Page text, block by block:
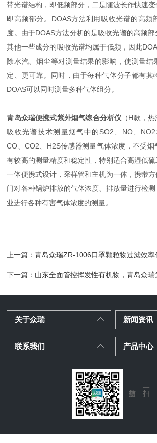
带光谱结构，即低频部分，二是随波长作快速变
即高频部分。DOAS方法利用吸收光谱的高频
度。由于DOAS方法分析的是吸收光谱的高频
其他一些成分的吸收光谱均属于低频，因此
除水汽、烟尘等对测量结果的影响，使测量结
定、更可靠。同时，由于每种气体分子都有其
DOAS可以同时测量多种气体组分。
青岛众瑞便携式紫外烟气综合分析仪 （H款，
吸收光谱技术测量烟气中的SO2、NO、NO2
CO、CO2、H2S传感器测量气体浓度，不受
有较高的测量精度和稳定性，特别适合高湿低
一体便携式设计，采样管和主机为一体，携带
门对各种锅炉排放的气体浓度、排放量进行检
业进行各种有害气体浓度的测量。
上一篇：青岛众瑞ZR-1006口罩颗粒物过滤效
下一篇： 山东全面管控挥发性有机物，青岛众
关于众瑞 新闻资讯
联系我们 产品中心